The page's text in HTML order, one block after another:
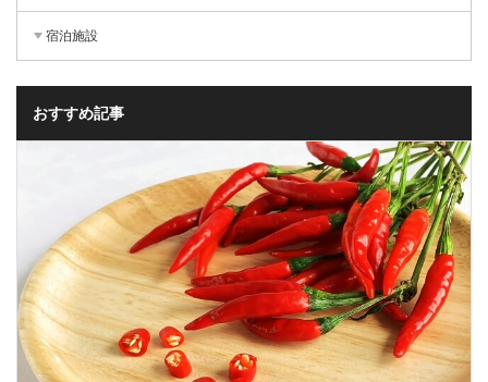
宿泊施設
おすすめ記事